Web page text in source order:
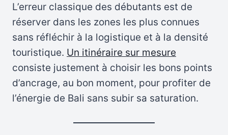
L’erreur classique des débutants est de
réserver dans les zones les plus connues
sans réfléchir à la logistique et à la densité
touristique. Un itinéraire sur mesure
consiste justement à choisir les bons points
d’ancrage, au bon moment, pour profiter de
l’énergie de Bali sans subir sa saturation.